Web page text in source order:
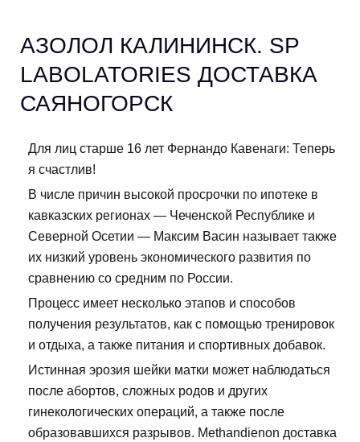
АЗОЛОЛ КАЛИНИНСК. SP
LABOLATORIES ДОСТАВКА
САЯНОГОРСК
Для лиц старше 16 лет Фернандо Кавенаги: Теперь
я счастлив!
В числе причин высокой просрочки по ипотеке в
кавказских регионах — Чеченской Республике и
Северной Осетии — Максим Васин называет также
их низкий уровень экономического развития по
сравнению со средним по России.
Процесс имеет несколько этапов и способов
получения результатов, как с помощью тренировок
и отдыха, а также питания и спортивных добавок.
Истинная эрозия шейки матки может наблюдаться
после абортов, сложных родов и других
гинекологических операций, а также после
образовавшихся разрывов. Methandienon доставка